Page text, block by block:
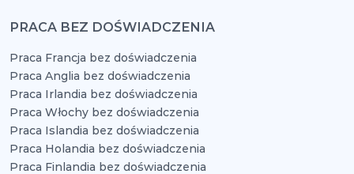
PRACA BEZ DOŚWIADCZENIA
Praca Francja bez doświadczenia
Praca Anglia bez doświadczenia
Praca Irlandia bez doświadczenia
Praca Włochy bez doświadczenia
Praca Islandia bez doświadczenia
Praca Holandia bez doświadczenia
Praca Finlandia bez doświadczenia